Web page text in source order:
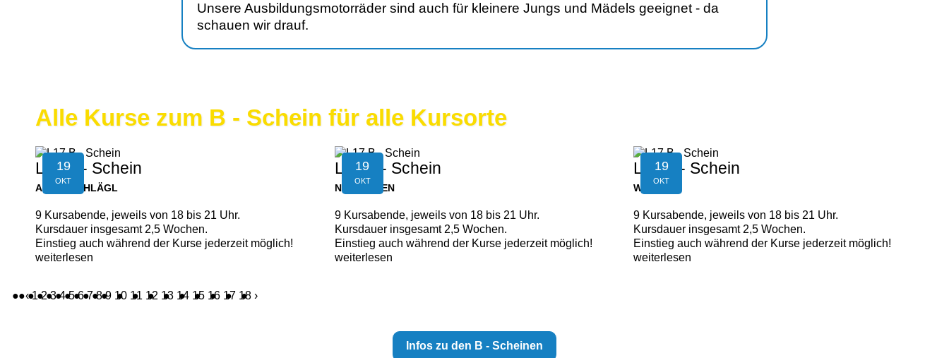
Unsere Ausbildungsmotorräder sind auch für kleinere Jungs und Mädels geeignet - da
schauen wir drauf.
Alle Kurse zum B - Schein für alle Kursorte
19
OKT
L17 B - Schein
AIGEN-SCHLÄGL
9 Kursabende, jeweils von 18 bis 21 Uhr.
Kursdauer insgesamt 2,5 Wochen.
Einstieg auch während der Kurse jederzeit möglich!
weiterlesen
19
OKT
L17 B - Schein
NEUFELDEN
9 Kursabende, jeweils von 18 bis 21 Uhr.
Kursdauer insgesamt 2,5 Wochen.
Einstieg auch während der Kurse jederzeit möglich!
weiterlesen
19
OKT
L17 B - Schein
WALDING
9 Kursabende, jeweils von 18 bis 21 Uhr.
Kursdauer insgesamt 2,5 Wochen.
Einstieg auch während der Kurse jederzeit möglich!
weiterlesen
‹ 1 2 3 4 5 6 7 8 9 10 11 12 13 14 15 16 17 18 ›
Infos zu den B - Scheinen